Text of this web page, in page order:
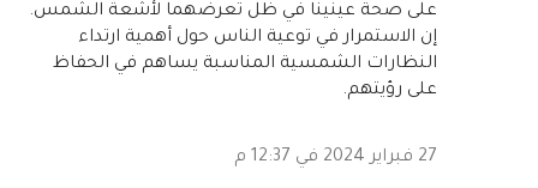
على صحة عينينا في ظل تعرضهما لأشعة الشمس.
إن الاستمرار في توعية الناس حول أهمية ارتداء
النظارات الشمسية المناسبة يساهم في الحفاظ
على رؤيتهم.
27 فبراير 2024 في 12:37 م